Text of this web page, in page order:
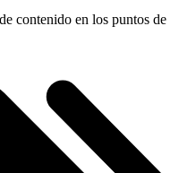
contenido en los puntos de